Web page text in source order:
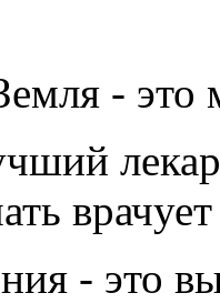
- это
- это